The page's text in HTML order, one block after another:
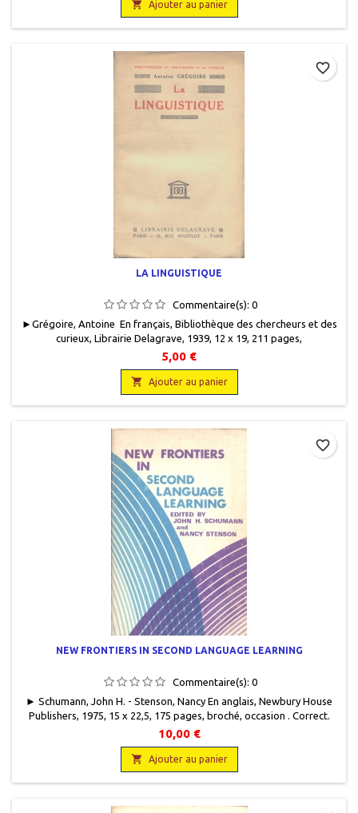
 Ajouter au panier
LA LINGUISTIQUE
Commentaire(s): 0
►Grégoire, Antoine En français, Bibliothèque des chercheurs et des
curieux, Librairie Delagrave, 1939, 12 x 19, 211 pages,
broché, occasion. Correct. Bord haut de couverture insolé. Papier
intérieur jauni.
5,00 €
 Ajouter au panier
favorite_border
NEW FRONTIERS IN SECOND LANGUAGE LEARNING
Commentaire(s): 0
► Schumann, John H. - Stenson, Nancy En anglais, Newbury House
Publishers, 1975, 15 x 22,5, 175 pages, broché, occasion . Correct.
Couverture usagée, insolée. Bon état intérieur, soulignements au
crayon à papier. 9780912066844
10,00 €
 Ajouter au panier
favorite_border